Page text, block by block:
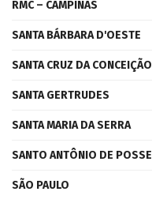
RMC – CAMPINAS
SANTA BÁRBARA D'OESTE
SANTA CRUZ DA CONCEIÇÃO
SANTA GERTRUDES
SANTA MARIA DA SERRA
SANTO ANTÔNIO DE POSSE
SÃO PAULO